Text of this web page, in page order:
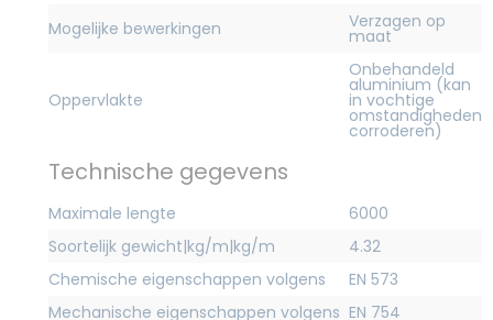
Mogelijke bewerkingen
Verzagen op
maat
Oppervlakte
Onbehandeld
aluminium (kan
in vochtige
omstandigheden
corroderen)
Technische gegevens
Maximale lengte
6000
Soortelijk gewicht|kg/m|kg/m
4.32
Chemische eigenschappen volgens
EN 573
Mechanische eigenschappen volgens EN 754